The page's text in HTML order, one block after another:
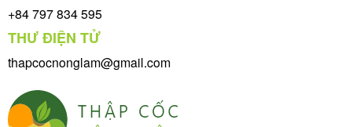
+84 797 834 595
THƯ ĐIỆN TỬ
thapcocnonglam@gmail.com